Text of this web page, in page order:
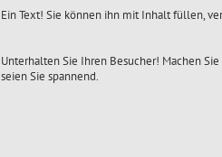
Ein Text! Sie können ihn mit Inhalt füllen,
Unterhalten Sie Ihren Besucher! Machen
seien Sie spannend.